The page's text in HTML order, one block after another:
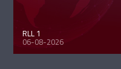
RLL 1
06-08-2026